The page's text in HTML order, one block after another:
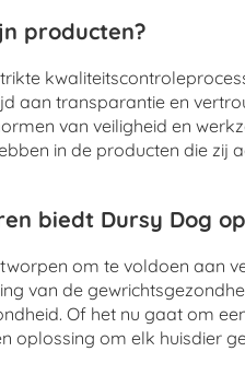
producten?
aan transparantie en
van veiligheid en
in de producten die zij
biedt Dursy Dog
om te voldoen aan
van de
Of het nu gaat om
oplossing om elk huisdier